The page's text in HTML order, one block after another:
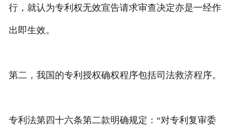
行，就认为专利权无效宣告请求审查决定亦是一经作
出即生效。
第二，我国的专利授权确权程序包括司法救济程序。
专利法第四十六条第二款明确规定：“对专利复审委